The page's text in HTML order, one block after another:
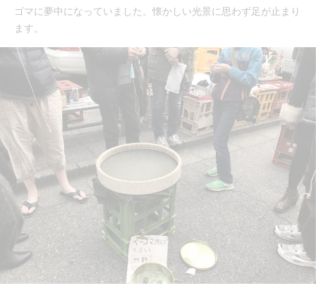
ゴマに夢中になっていました。懐かしい光景に思わず足が止まり
ます。